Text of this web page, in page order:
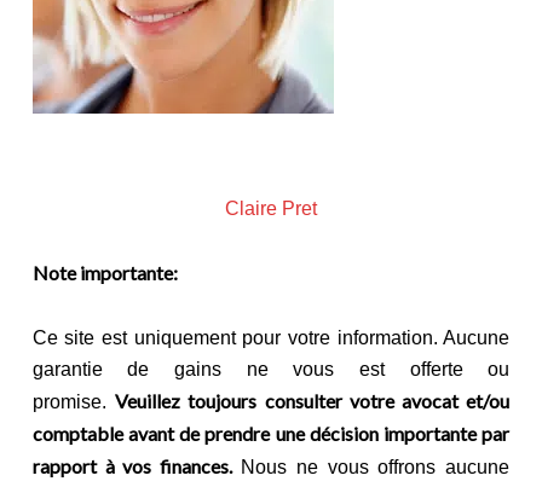
Claire Pret
Note importante:
Ce site est uniquement pour votre information. Aucune
garantie de gains ne vous est offerte ou
promise.Veuillez toujours consulter votre avocat et/ou
comptable avant de prendre une décision importante par
rapport à vos finances.Nous ne vous offrons aucune